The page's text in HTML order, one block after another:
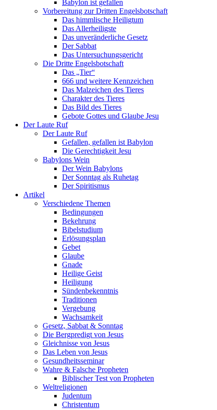
Babylon ist gefallen
Vorbereitung zur Dritten Engelsbotschaft
Das himmlische Heiligtum
Das Allerheiligste
Das unveränderliche Gesetz
Der Sabbat
Das Untersuchungsgericht
Die Dritte Engelsbotschaft
Das „Tier“
666 und weitere Kennzeichen
Das Malzeichen des Tieres
Charakter des Tieres
Das Bild des Tieres
Gebote Gottes und Glaube Jesu
Der Laute Ruf
Der Laute Ruf
Gefallen, gefallen ist Babylon
Die Gerechtigkeit Jesu
Babylons Wein
Der Wein Babylons
Der Sonntag als Ruhetag
Der Spiritismus
Artikel
Verschiedene Themen
Bedingungen
Bekehrung
Bibelstudium
Erlösungsplan
Gebet
Glaube
Gnade
Heilige Geist
Heiligung
Sündenbekenntnis
Traditionen
Vergebung
Wachsamkeit
Gesetz, Sabbat & Sonntag
Die Bergpredigt von Jesus
Gleichnisse von Jesus
Das Leben von Jesus
Gesundheitsseminar
Wahre & Falsche Propheten
Biblischer Test von Propheten
Weltreligionen
Judentum
Christentum